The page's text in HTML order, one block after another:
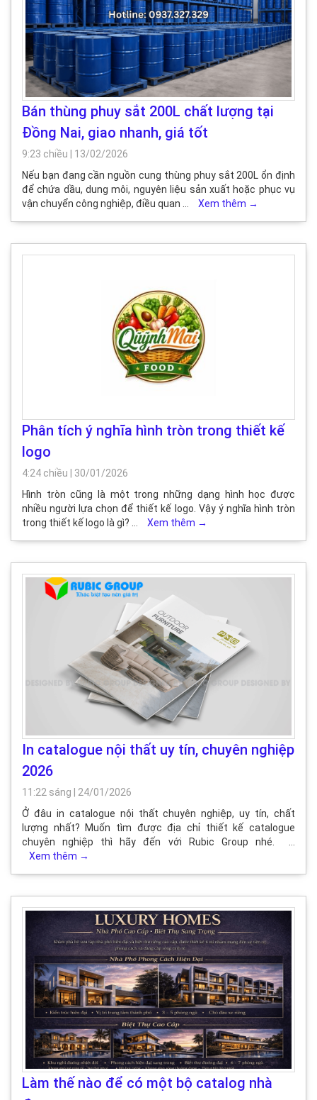
Bán thùng phuy sắt 200L chất lượng tại
Đồng Nai, giao nhanh, giá tốt
9:23 chiều
13/02/2026
Nếu bạn đang cần nguồn cung thùng phuy sắt 200L ổn định
để chứa dầu, dung môi, nguyên liệu sản xuất hoặc phục vụ
vận chuyển công nghiệp, điều quan …
Xem thêm →
Phân tích ý nghĩa hình tròn trong thiết kế
logo
4:24 chiều
30/01/2026
Hình tròn cũng là một trong những dạng hình học được
nhiều người lựa chọn để thiết kế logo. Vậy ý nghĩa hình tròn
trong thiết kế logo là gì? …
Xem thêm →
In catalogue nội thất uy tín, chuyên nghiệp
2026
11:22 sáng
24/01/2026
Ở đâu in catalogue nội thất chuyên nghiệp, uy tín, chất
lượng nhất? Muốn tìm được địa chỉ thiết kế catalogue
chuyên nghiệp thì hãy đến với Rubic Group nhé. …
Xem thêm →
Làm thế nào để có một bộ catalog nhà